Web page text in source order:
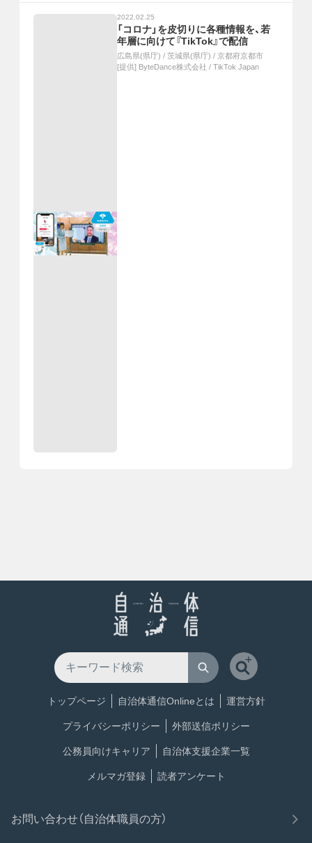
2022.02.25
「コロナ」を皮切りに各種情報を、若
年層に向けて『TikTok』で配信
広島県(県庁) / 茨城県(県庁) / 京都府京都市
[提供] ByteDance株式会社 / TikTok Japan
トップページ 自治体通信Onlineとは 運営方針
プライバシーポリシー 外部送信ポリシー
公務員向けキャリア 自治体支援企業一覧
メルマガ登録 読者アンケート
お問い合わせ（自治体職員の方）